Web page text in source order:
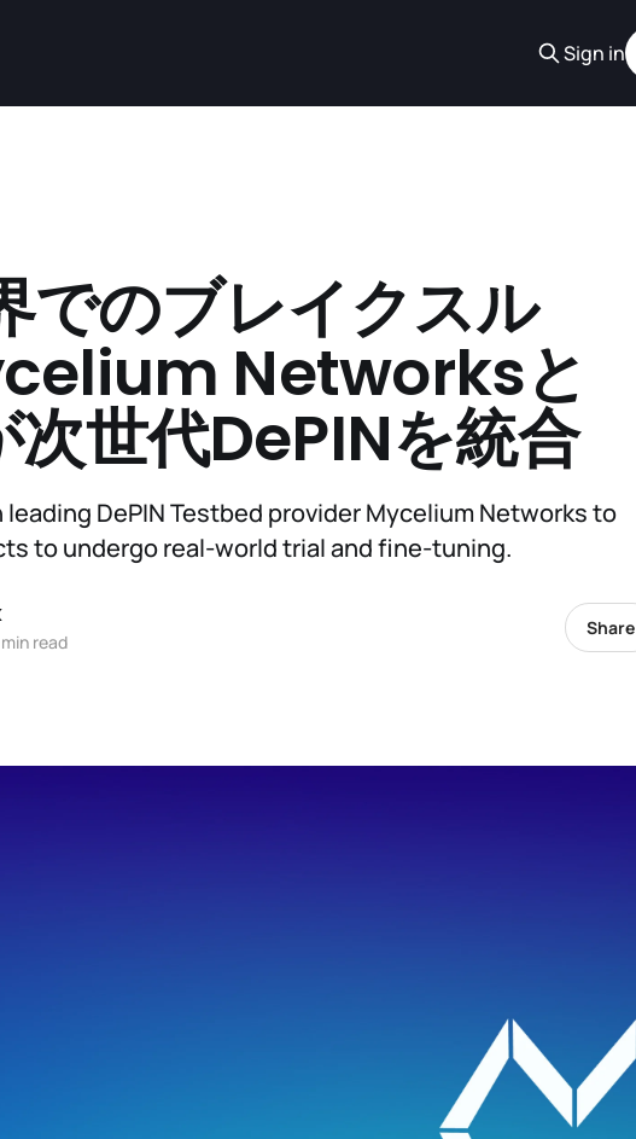
Sign in
でのブレイクスル
Networksと
世代DePINを統合
leading DePIN Testbed provider Mycelium Networks to
to undergo real-world trial and fine-tuning.
read
Share